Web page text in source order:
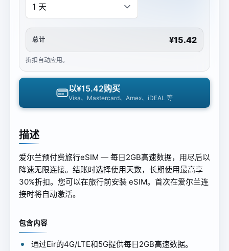
描述
爱尔兰预付费旅行eSIM — 每日2GB高速数据，用尽后以
降速无限连接。结账时选择使用天数，长期使用最高享
30%折扣。您可以在旅行前安装 eSIM。首次在爱尔兰连
接时将自动激活。
包含内容
通过Eir的4G/LTE和5G提供每日2GB高速数据。
总计 ¥15.42
折扣自动应用。
以¥15.42购买
Visa、Mastercard、Amex、iDEAL 等